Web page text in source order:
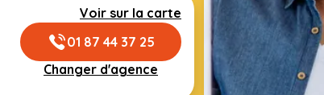
Voir sur la carte
01 87 44 37 25
Changer d'agence